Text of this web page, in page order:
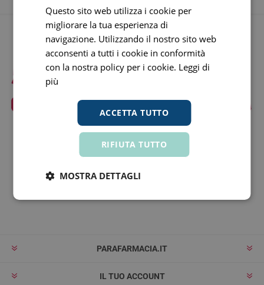
Rimaniamo in contatto!
Iscriviti Rimuovi
PARAFARMACIA.IT
IL TUO ACCOUNT
Questo sito web utilizza i cookie per
migliorare la tua esperienza di
navigazione. Utilizzando il nostro sito web
acconsenti a tutti i cookie in conformità
con la nostra policy per i cookie. Leggi di
più
ACCETTA TUTTO
RIFIUTA TUTTO
MOSTRA DETTAGLI